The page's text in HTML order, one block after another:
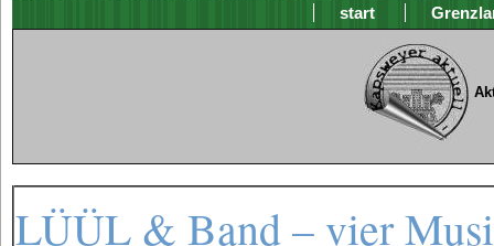
start
LÜÜL & Band – vier